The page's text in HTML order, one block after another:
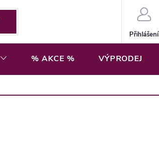
Přihlášení
% AKCE % VÝPRODEJ